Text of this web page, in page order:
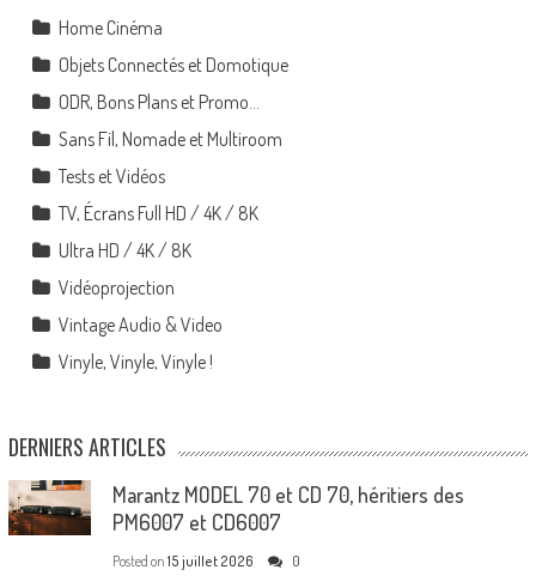
Home Cinéma
Objets Connectés et Domotique
ODR, Bons Plans et Promo…
Sans Fil, Nomade et Multiroom
Tests et Vidéos
TV, Écrans Full HD / 4K / 8K
Ultra HD / 4K / 8K
Vidéoprojection
Vintage Audio & Video
Vinyle, Vinyle, Vinyle !
DERNIERS ARTICLES
Marantz MODEL 70 et CD 70, héritiers des
PM6007 et CD6007
Posted on 15 juillet 2026 0